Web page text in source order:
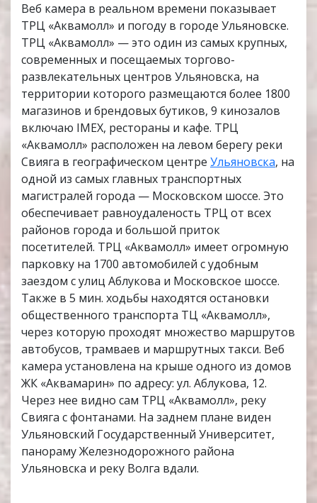
Веб камера в реальном времени показывает
ТРЦ «Аквамолл» и погоду в городе Ульяновске.
ТРЦ «Аквамолл» — это один из самых крупных,
современных и посещаемых торгово-
развлекательных центров Ульяновска, на
территории которого размещаются более 1800
магазинов и брендовых бутиков, 9 кинозалов
включаю IMEX, рестораны и кафе. ТРЦ
«Аквамолл» расположен на левом берегу реки
Свияга в географическом центре Ульяновска, на
одной из самых главных транспортных
магистралей города — Московском шоссе. Это
обеспечивает равноудаленость ТРЦ от всех
районов города и большой приток
посетителей. ТРЦ «Аквамолл» имеет огромную
парковку на 1700 автомобилей с удобным
заездом с улиц Аблукова и Московское шоссе.
Также в 5 мин. ходьбы находятся остановки
общественного транспорта ТЦ «Аквамолл»,
через которую проходят множество маршрутов
автобусов, трамваев и маршрутных такси. Веб
камера установлена на крыше одного из домов
ЖК «Аквамарин» по адресу: ул. Аблукова, 12.
Через нее видно сам ТРЦ «Аквамолл», реку
Свияга с фонтанами. На заднем плане виден
Ульяновский Государственный Университет,
панораму Железнодорожного района
Ульяновска и реку Волга вдали.